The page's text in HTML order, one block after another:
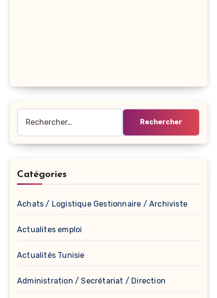
Catégories
Achats / Logistique Gestionnaire / Archiviste
Actualites emploi
Actualités Tunisie
Administration / Secrétariat / Direction